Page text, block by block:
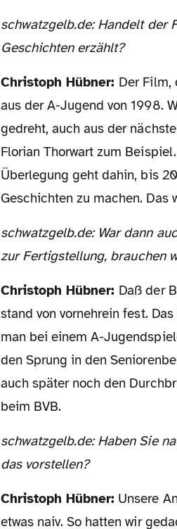
schwatzgelb.de: Handelt der Film nur von diesen vier Spielern oder werden auch andere
Geschichten erzählt?
Christoph Hübner: Der Film,
aus der A-Jugend von 1998.
gedreht, auch aus der
Florian Thorwart zum
Überlegung geht dahin, bis
Geschichten zu machen. Das
schwatzgelb.de: War dann auch klar, dass der Film fünf Jahre, von den Vorplanung, bis
zur Fertigstellung, brauchen
Christoph Hübner: Daß der
stand von vornehrein fest.
man bei einem A-
den Sprung in den
auch später noch den
beim BVB.
schwatzgelb.de: Haben Sie nach festen Zeitvorgaben gefilmt, oder wie kann man sich
das vorstellen?
Christoph Hübner: Unsere
etwas naiv. So hatten wir